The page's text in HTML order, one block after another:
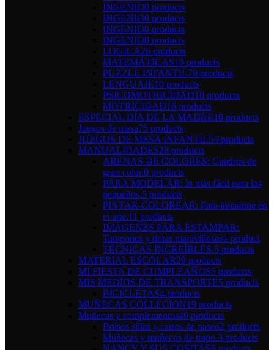
INGENIO0 products
INGENIO0 products
INGENIO0 products
INGENIO0 products
LOGICA26 products
MATEMÁTICAS10 products
PUZZLE INFANTIL79 products
LENGUAJE10 products
PSICOMOTRICIDAD10 products
MOTRICIDAD16 products
ESPECIAL DÍA DE LA MADRE10 products
Juegos de mesa75 products
JUEGOS DE MESA INFANTIL54 products
MANUALIDADES28 products
ARENAS DE COLORES: Cuadros de
gran color.0 products
PARA MODELAR: lo más fácil para los
pequeños.5 products
PINTAR-COLOREAR: Para iniciarme en
el arte.11 products
IMÁGENES PARA ESTAMPAR:
Tampones y tintas maravillosos1 product
TÉCNICAS INCREÍBLES.5 products
MATERIAL ESCOLAR29 products
MI FIESTA DE CUMPLEAÑOS5 products
MIS MEDIOS DE TRANSPORTE5 products
BICICLETAS4 products
MUÑECAS COLLECION19 products
Muñecas y complementos49 products
Bolsos sillas y carros de paseo2 products
Muñecas y muñecos de trapo.3 products